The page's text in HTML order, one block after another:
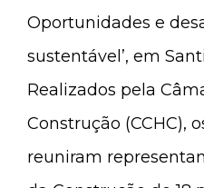
Oportunidades e
sustentável’, em
Realizados pela
Construção (CCHC),
reuniram